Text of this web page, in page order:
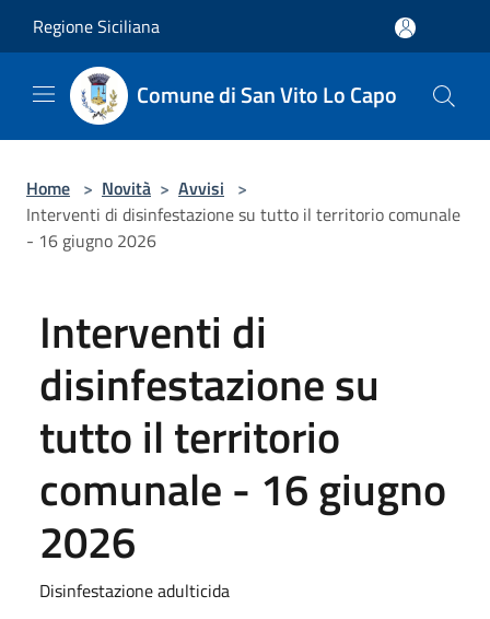
Regione Siciliana
Comune di San Vito Lo Capo
Home > Novità > Avvisi >
Interventi di disinfestazione su tutto il territorio comunale
- 16 giugno 2026
Interventi di
disinfestazione su
tutto il territorio
comunale - 16 giugno
2026
Disinfestazione adulticida